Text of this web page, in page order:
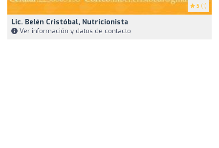
5 (1)
Lic. Belén Cristóbal, Nutricionista
Ver información y datos de contacto